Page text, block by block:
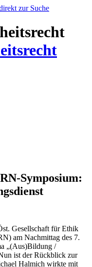
zur Suche
Symposium:
Gesellschaft für Ethik
am Nachmittag des 7.
„(Aus)Bildung /
ist der Rückblick zur
Halmich wirkte mit